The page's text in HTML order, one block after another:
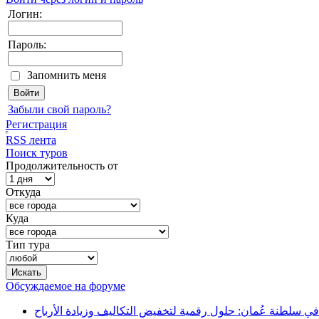
Логин:
Пароль:
Запомнить меня
Забыли свой пароль?
Регистрация
RSS лента
Поиск туров
Продолжительность от
Откуда
Куда
Тип тура
Обсуждаемое на форуме
سلطنة عُمان: حلول رقمية لتخفيض التكاليف وزيادة الأرباح